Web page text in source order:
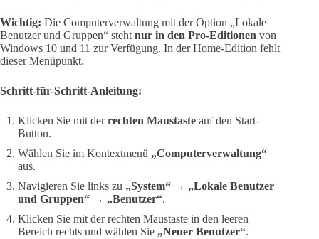
Wichtig: Die Computerverwaltung mit der Option „Lokale
Benutzer und Gruppen“ steht nur in den Pro-Editionen von
Windows 10 und 11 zur Verfügung. In der Home-Edition fehlt
dieser Menüpunkt.
Schritt-für-Schritt-Anleitung:
Klicken Sie mit derrechten Maustaste auf den Start-
Button.
Wählen Sie im Kontextmenü „Computerverwaltung“
aus.
Navigieren Sie links zu „System“ → „Lokale Benutzer
und Gruppen“ → „Benutzer“.
Klicken Sie mit der rechten Maustaste in den leeren
Bereich rechts und wählen Sie „Neuer Benutzer“.